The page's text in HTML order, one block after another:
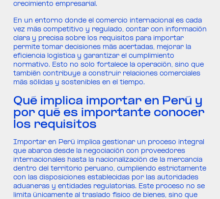
crecimiento empresarial.
En un entorno donde el comercio internacional es cada
vez más competitivo y regulado, contar con información
clara y precisa sobre los requisitos para importar
permite tomar decisiones más acertadas, mejorar la
eficiencia logística y garantizar el cumplimiento
normativo. Esto no solo fortalece la operación, sino que
también contribuye a construir relaciones comerciales
más sólidas y sostenibles en el tiempo.
Qué implica importar en Perú y
por qué es importante conocer
los requisitos
Importar en Perú implica gestionar un proceso integral
que abarca desde la negociación con proveedores
internacionales hasta la nacionalización de la mercancía
dentro del territorio peruano, cumpliendo estrictamente
con las disposiciones establecidas por las autoridades
aduaneras y entidades regulatorias. Este proceso no se
limita únicamente al traslado físico de bienes, sino que